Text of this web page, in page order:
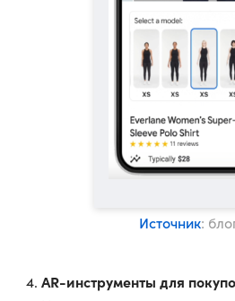
Источник:
AR-инструменты для